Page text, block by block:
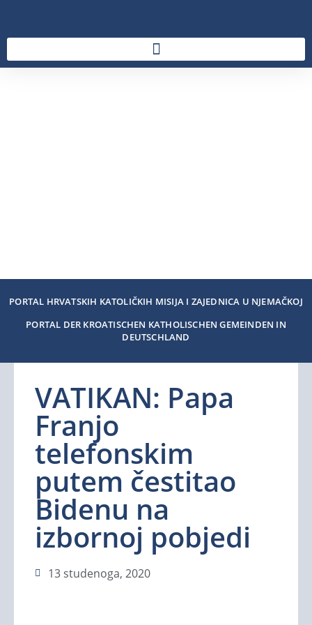
PORTAL HRVATSKIH KATOLIČKIH MISIJA I ZAJEDNICA U NJEMAČKOJ
PORTAL DER KROATISCHEN KATHOLISCHEN GEMEINDEN IN
DEUTSCHLAND
VATIKAN: Papa
Franjo
telefonskim
putem čestitao
Bidenu na
izbornoj pobjedi
13 studenoga, 2020